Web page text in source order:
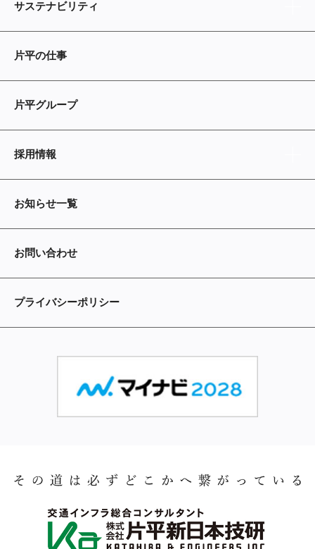
サステナビリティ
片平の仕事
片平グループ
採用情報
お知らせ一覧
お問い合わせ
プライバシーポリシー